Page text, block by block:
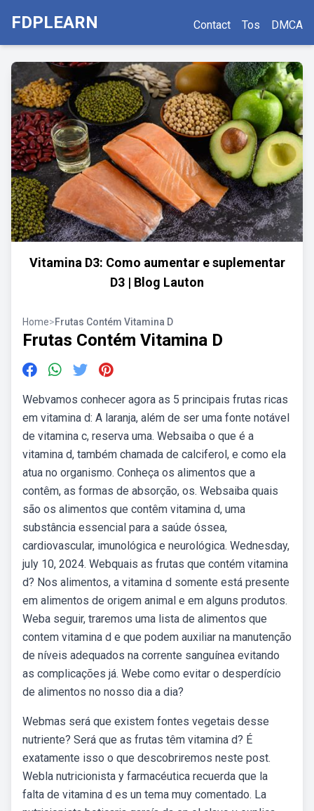
FDPLEARN Contact Tos DMCA
Vitamina D3: Como aumentar e suplementar
D3 | Blog Lauton
Home>Frutas Contém Vitamina D
Frutas Contém Vitamina D
Webvamos conhecer agora as 5 principais frutas ricas
em vitamina d: A laranja, além de ser uma fonte notável
de vitamina c, reserva uma. Websaiba o que é a
vitamina d, também chamada de calciferol, e como ela
atua no organismo. Conheça os alimentos que a
contêm, as formas de absorção, os. Websaiba quais
são os alimentos que contêm vitamina d, uma
substância essencial para a saúde óssea,
cardiovascular, imunológica e neurológica. Wednesday,
july 10, 2024. Webquais as frutas que contém vitamina
d? Nos alimentos, a vitamina d somente está presente
em alimentos de origem animal e em alguns produtos.
Weba seguir, traremos uma lista de alimentos que
contem vitamina d e que podem auxiliar na manutenção
de níveis adequados na corrente sanguínea evitando
as complicações já. Webe como evitar o desperdício
de alimentos no nosso dia a dia?
Webmas será que existem fontes vegetais desse
nutriente? Será que as frutas têm vitamina d? É
exatamente isso o que descobriremos neste post.
Webla nutricionista y farmacéutica recuerda que la
falta de vitamina d es un tema muy comentado. La